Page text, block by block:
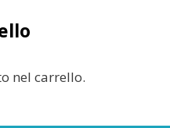
nel carrello.